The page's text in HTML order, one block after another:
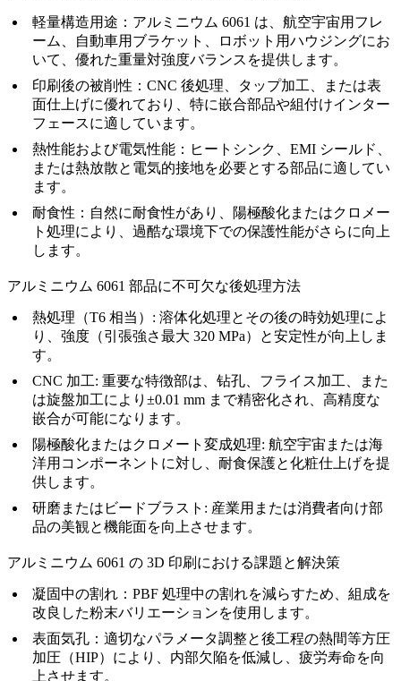
軽量構造用途： アルミニウム 6061 は、航空宇宙用フレ
ーム、自動車用ブラケット、ロボット用ハウジングにお
いて、優れた重量対強度バランスを提供します。
印刷後の被削性： CNC 後処理、タップ加工、または表
面仕上げに優れており、特に嵌合部品や組付けインター
フェースに適しています。
熱性能および電気性能： ヒートシンク、EMI シールド、
または熱放散と電気的接地を必要とする部品に適してい
ます。
耐食性： 自然に耐食性があり、陽極酸化またはクロメー
ト処理により、過酷な環境下での保護性能がさらに向上
します。
アルミニウム 6061 部品に不可欠な後処理方法
熱処理（T6 相当） : 溶体化処理とその後の時効処理によ
り、強度（引張強さ最大 320 MPa）と安定性が向上しま
す。
CNC 加工: 重要な特徴部は、钻孔、フライス加工、また
は旋盤加工により±0.01 mm まで精密化され、高精度な
嵌合が可能になります。
陽極酸化またはクロメート変成処理: 航空宇宙または海
洋用コンポーネントに対し、耐食保護と化粧仕上げを提
供します。
研磨またはビードブラスト : 産業用または消費者向け部
品の美観と機能面を向上させます。
アルミニウム 6061 の 3D 印刷における課題と解決策
凝固中の割れ： PBF 処理中の割れを減らすため、組成を
改良した粉末バリエーションを使用します。
表面気孔： 適切なパラメータ調整と後工程の熱間等方圧
加圧（HIP）により、内部欠陥を低減し、疲労寿命を向
上させます。